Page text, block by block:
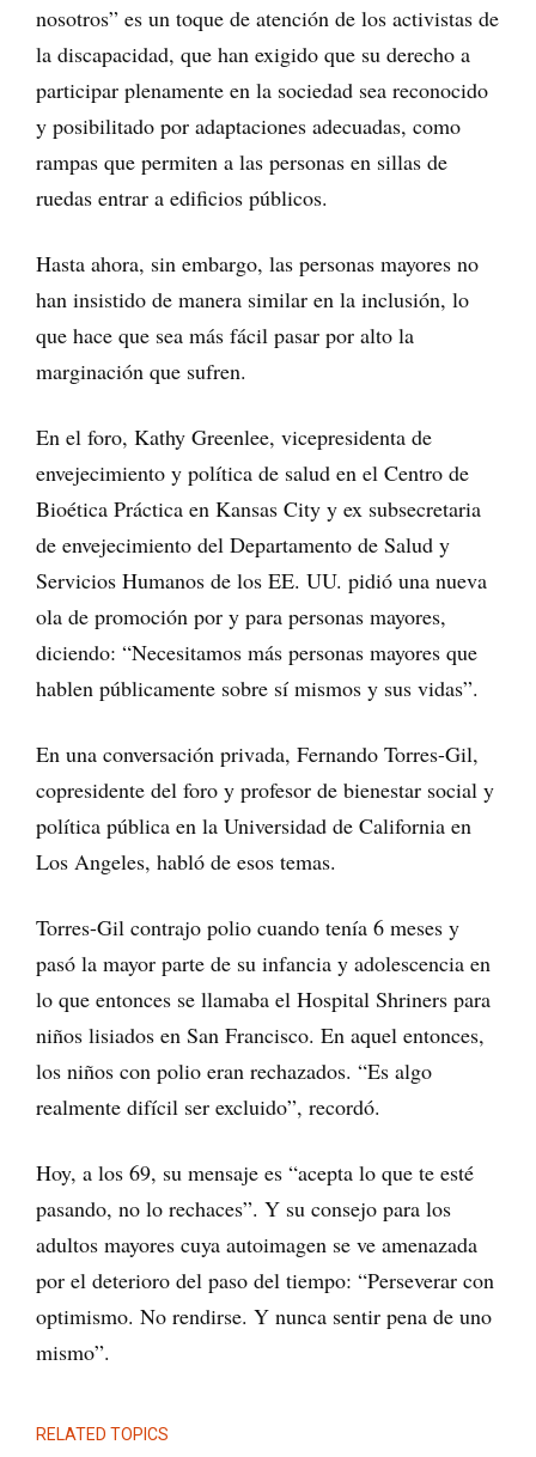
nosotros” es un toque de atención de los activistas de
la discapacidad, que han exigido que su derecho a
participar plenamente en la sociedad sea reconocido
y posibilitado por adaptaciones adecuadas, como
rampas que permiten a las personas en sillas de
ruedas entrar a edificios públicos.
Hasta ahora, sin embargo, las personas mayores no
han insistido de manera similar en la inclusión, lo
que hace que sea más fácil pasar por alto la
marginación que sufren.
En el foro, Kathy Greenlee, vicepresidenta de
envejecimiento y política de salud en el Centro de
Bioética Práctica en Kansas City y ex subsecretaria
de envejecimiento del Departamento de Salud y
Servicios Humanos de los EE. UU. pidió una nueva
ola de promoción por y para personas mayores,
diciendo: “Necesitamos más personas mayores que
hablen públicamente sobre sí mismos y sus vidas”.
En una conversación privada, Fernando Torres-Gil,
copresidente del foro y profesor de bienestar social y
política pública en la Universidad de California en
Los Angeles, habló de esos temas.
Torres-Gil contrajo polio cuando tenía 6 meses y
pasó la mayor parte de su infancia y adolescencia en
lo que entonces se llamaba el Hospital Shriners para
niños lisiados en San Francisco. En aquel entonces,
los niños con polio eran rechazados. “Es algo
realmente difícil ser excluido”, recordó.
Hoy, a los 69, su mensaje es “acepta lo que te esté
pasando, no lo rechaces”. Y su consejo para los
adultos mayores cuya autoimagen se ve amenazada
por el deterioro del paso del tiempo: “Perseverar con
optimismo. No rendirse. Y nunca sentir pena de uno
mismo”.
RELATED TOPICS